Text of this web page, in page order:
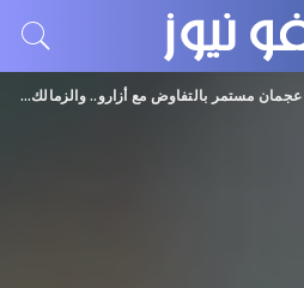
عجمان مستمر بالتفاوض مع أزارو.. والزمالك «وجهة جديدة»